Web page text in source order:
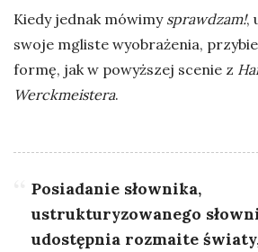
Kiedy jednak mówimy sprawdzam!,
swoje mgliste wyobrażenia,
formę, jak w powyższej scenie z
Werckmeistera.
Posiadanie słownika,
ustrukturyzowanego
udostępnia rozmaite